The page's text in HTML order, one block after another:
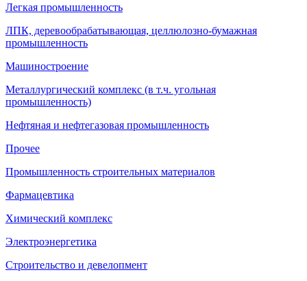
Легкая промышленность
ЛПК, деревообрабатывающая, целлюлозно-бумажная
промышленность
Машиностроение
Металлургический комплекс (в т.ч. угольная
промышленность)
Нефтяная и нефтегазовая промышленность
Прочее
Промышленность строительных материалов
Фармацевтика
Химический комплекс
Электроэнергетика
Строительство и девелопмент